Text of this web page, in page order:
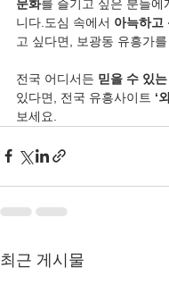
문화를 즐기고 싶은 분들에
니다.도심 속에서 아늑하고
고 싶다면, 보광동 유흥가를
전국 어디서든 믿을 수 있
있다면, 전국 유흥사이트 ‘
보세요.
최근 게시물